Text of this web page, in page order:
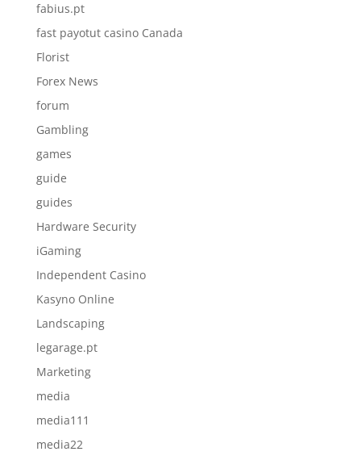
fabius.pt
fast payotut casino Canada
Florist
Forex News
forum
Gambling
games
guide
guides
Hardware Security
iGaming
Independent Casino
Kasyno Online
Landscaping
legarage.pt
Marketing
media
media111
media22